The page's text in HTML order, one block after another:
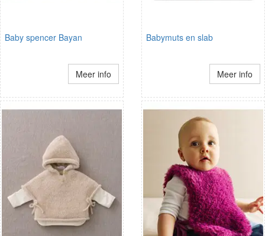
Baby spencer Bayan
Meer info
Babymuts en slab
Meer info